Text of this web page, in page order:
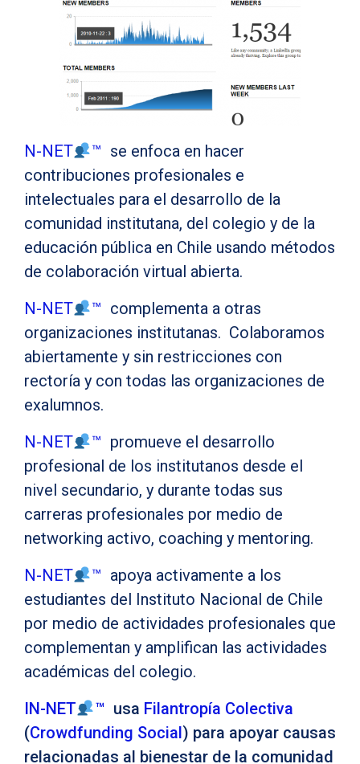
N-NET ™ se enfoca en hacer
contribuciones profesionales e
intelectuales para el desarrollo de la
comunidad institutana, del colegio y de la
educación pública en Chile usando métodos
de colaboración virtual abierta.
N-NET
™ complementa a otras
organizaciones institutanas. Colaboramos
abiertamente y sin restricciones con
rectoría y con todas las organizaciones de
exalumnos.
N-NET
™ promueve el desarrollo
profesional de los institutanos desde el
nivel secundario, y durante todas sus
carreras profesionales por medio de
networking activo, coaching y mentoring.
N-NET
™ apoya activamente a los
estudiantes del Instituto Nacional de Chile
por medio de actividades profesionales que
complementan y amplifican las actividades
académicas del colegio.
IN-NET
™ usa Filantropía Colectiva
(Crowdfunding Social) para apoyar causas
relacionadas al bienestar de la comunidad